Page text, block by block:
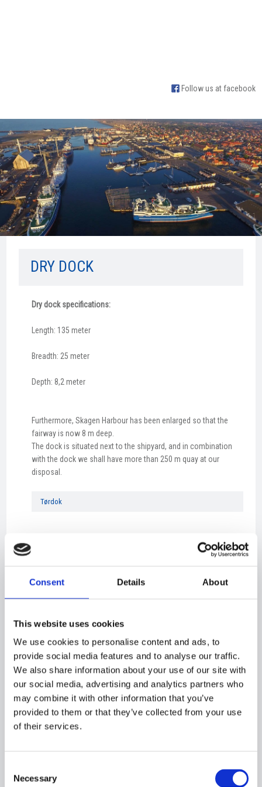
Consent Details About
This website uses cookies
We use cookies to personalise content and ads, to
provide social media features and to analyse our traffic.
We also share information about your use of our site with
our social media, advertising and analytics partners who
may combine it with other information that you’ve
provided to them or that they’ve collected from your use
of their services.
Selection
Necessary
Follow us at facebook
DRY DOCK
Dry dock specifications:
Length: 135 meter
Breadth: 25 meter
Depth: 8,2 meter
Furthermore, Skagen Harbour has been enlarged so that the
fairway is now 8 m deep.
The dock is situated next to the shipyard, and in combination
with the dock we shall have more than 250 m quay at our
disposal.
Tørdok
NEWS​
Pressemeddelelse - Orlogskibe Danmark - Kontrakt med
Søværnet